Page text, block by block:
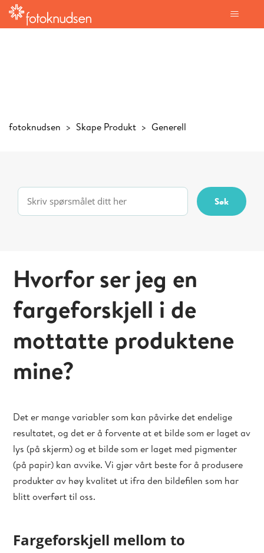
fotoknudsen Skape Produkt Generell
Hvorfor ser jeg en
fargeforskjell i de
mottatte produktene
mine?
Det er mange variabler som kan påvirke det endelige
resultatet, og det er å forvente at et bilde som er laget av
lys (på skjerm) og et bilde som er laget med pigmenter
(på papir) kan avvike. Vi gjør vårt beste for å produsere
produkter av høy kvalitet ut ifra den bildefilen som har
blitt overført til oss.
Fargeforskjell mellom to